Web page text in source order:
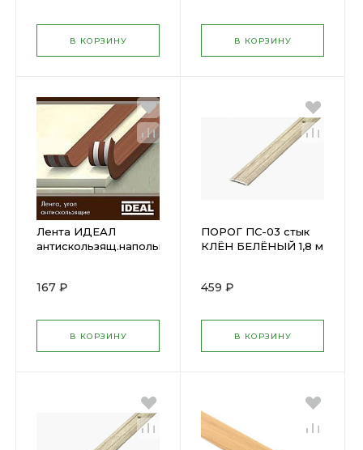
В КОРЗИНУ В КОРЗИНУ
Лента ИДЕАЛ
антискользящ.напольная
167 ₽
В КОРЗИНУ
ПОРОГ ПС-03 стык
КЛЁН БЕЛЁНЫЙ 1,8 м
459 ₽
В КОРЗИНУ